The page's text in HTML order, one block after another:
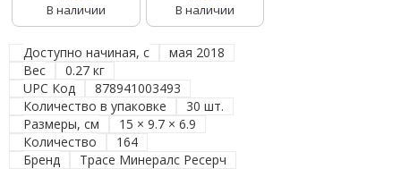
В наличии
В наличии
Доступно начиная, с
мая 2018
Вес
0.27 кг
UPC Код
878941003493
Количество в упаковке
30 шт.
Размеры, см
15 × 9.7 × 6.9
Количество
164
Бренд
Трасе Минералс Ресерч